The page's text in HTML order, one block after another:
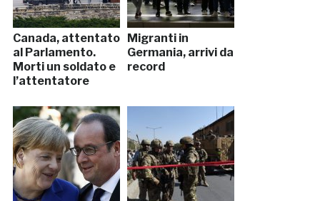
Canada, attentato
al Parlamento.
Morti un soldato e
l’attentatore
Migranti in
Germania, arrivi da
record